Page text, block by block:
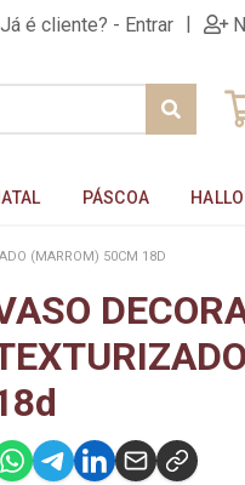
Já é cliente? - Entrar |
PÁSCOA
(MARROM) 50CM 18D